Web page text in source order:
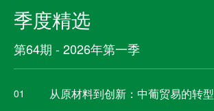
季度精选
第64期 - 2026年第一季
01 从原材料到创新：中葡贸易的转型